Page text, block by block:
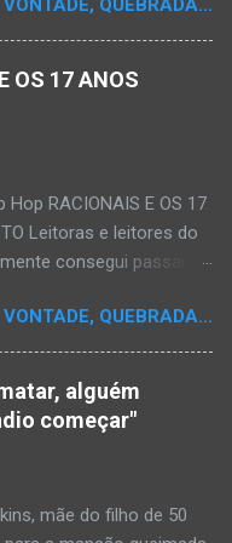
OS 17 ANOS
Hop RACIONAIS E OS 17
Leitoras e leitores do
consegui passar
maturando: uma
ao disco mais
que completará 17
de "Holocausto
Racionais MC's.
pequena digressão. É
memória. Fala-se
QUEBRADA...
alguém
começar"
mãe do filho de 50